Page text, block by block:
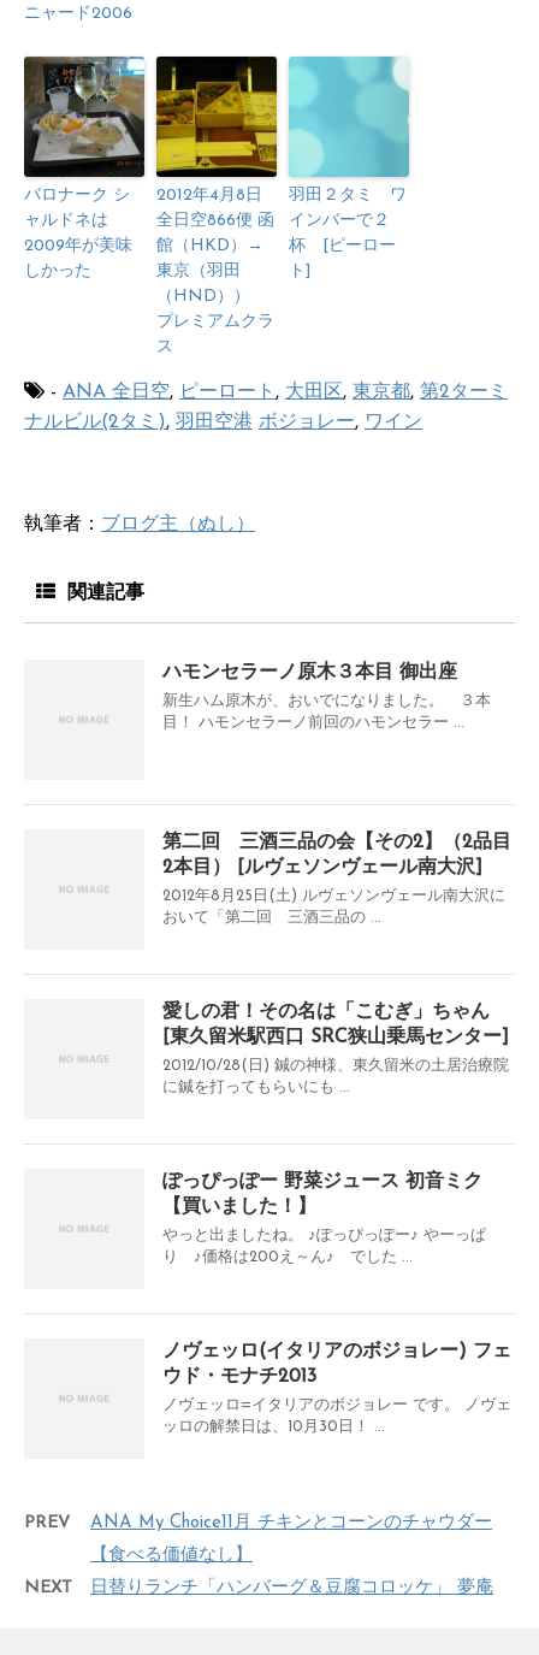
ニャード2006
バロナーク シ
ャルドネは
2009年が美味
しかった
2012年4月8日
全日空866便 函
館（HKD）→
東京（羽田
（HND））
プレミアムクラ
ス
羽田２タミ ワ
インバーで２
杯 [ピーロー
ト]
- ANA 全日空, ピーロート , 大田区, 東京都, 第2ターミ
ナルビル(2タミ), 羽田空港 ボジョレー, ワイン
執筆者： ブログ主（ぬし）
関連記事
ハモンセラーノ原木３本目 御出座
新生ハム原木が、おいでになりました。 ３本
目！ ハモンセラーノ前回のハモンセラー ...
第二回 三酒三品の会【その2】（2品目
2本目） [ルヴェソンヴェール南大沢]
2012年8月25日(土) ルヴェソンヴェール南大沢に
おいて「第二回 三酒三品の ...
愛しの君！その名は「こむぎ」ちゃん
[東久留米駅西口 SRC狭山乗馬センター]
2012/10/28(日) 鍼の神様、東久留米の土居治療院
に鍼を打ってもらいにも ...
ぽっぴっぽー 野菜ジュース 初音ミク
【買いました！】
やっと出ましたね。 ♪ぽっぴっぽー♪ やーっぱ
り ♪価格は200え～ん♪ でした ...
ノヴェッロ(イタリアのボジョレー) フェ
ウド・モナチ2013
ノヴェッロ=イタリアのボジョレー です。 ノヴェ
ッロの解禁日は、10月30日！ ...
PREV
ANA My Choice11月 チキンとコーンのチャウダー
【食べる価値なし】
NEXT
日替りランチ「ハンバーグ＆豆腐コロッケ」 夢庵